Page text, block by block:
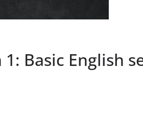
Basic English